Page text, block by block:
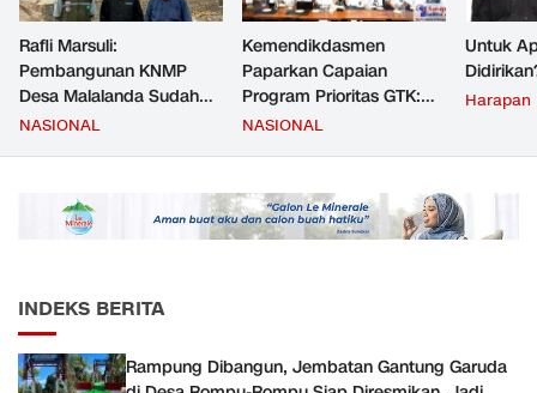
Rafli Marsuli:
Pembangunan KNMP
Desa Malalanda Sudah
Mencapai 69 Persen dan
JMD dan JMF
NASIONAL
Kemendikdasmen
Paparkan Capaian
Program Prioritas GTK:
Kompetensi Meningkat,
NASIONAL
Untuk
Harapan
INDEKS BERITA
Rampung Dibangun, Jembatan Gantung Garuda